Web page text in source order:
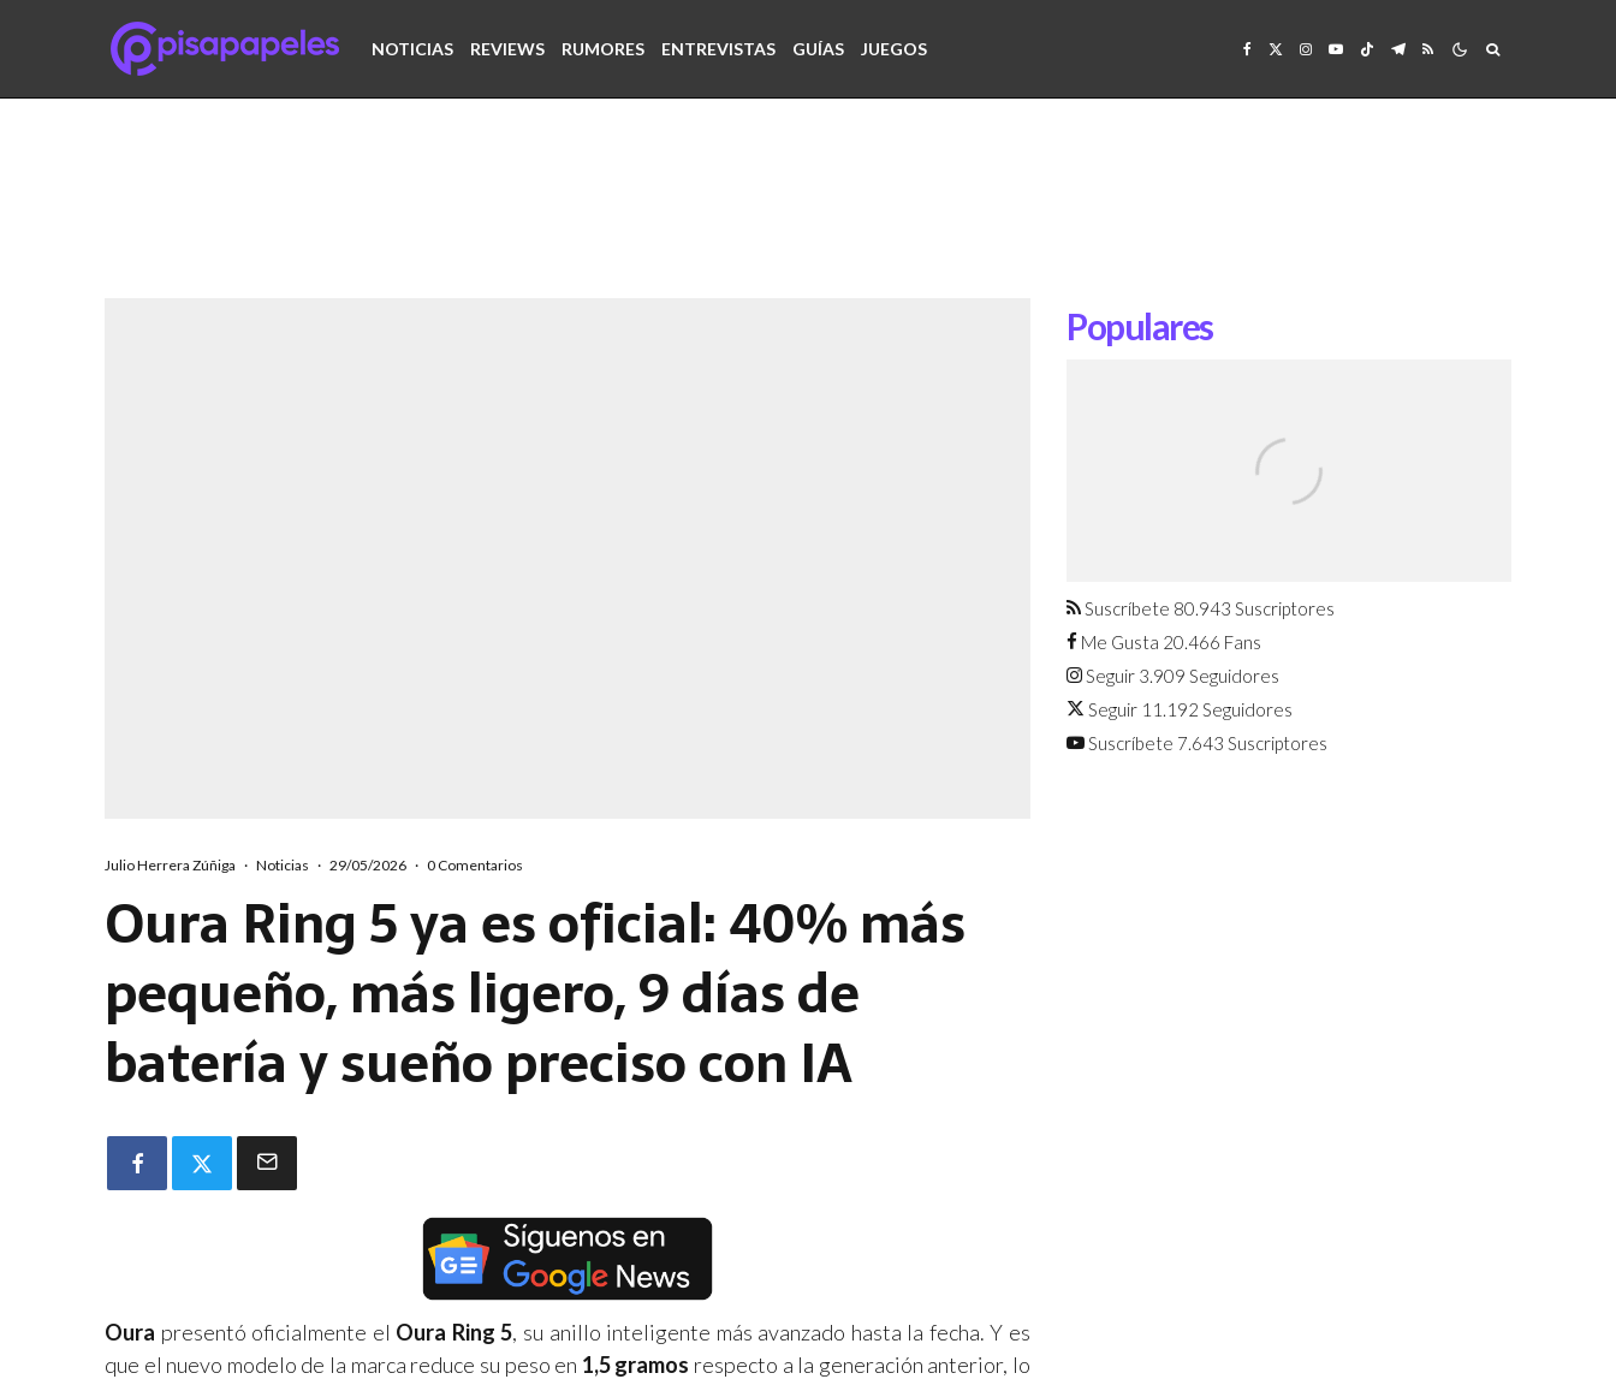
NOTICIAS REVIEWS RUMORES ENTREVISTAS GUÍAS JUEGOS
Julio Herrera Zúñiga · Noticias · 29/05/2026 · 0 Comentarios
Oura Ring 5 ya es oficial: 40% más
pequeño, más ligero, 9 días de
batería y sueño preciso con IA
Oura presentó oficialmente el Oura Ring 5, su anillo inteligente más avanzado hasta la fecha. Y es
que el nuevo modelo de la marca reduce su peso en 1,5 gramos respecto a la generación anterior, lo
Populares
agosto
Suscríbete 80.943 Suscriptores
Me Gusta 20.466 Fans
Seguir 3.909 Seguidores
Seguir 11.192 Seguidores
Suscríbete 7.643 Suscriptores